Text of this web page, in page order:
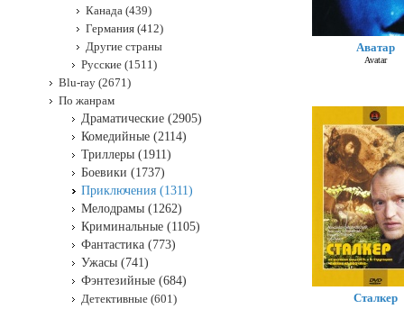
Аватар
Avatar
Сталкер
Канада (439)
Германия (412)
Другие страны
Русские (1511)
Blu-ray (2671)
По жанрам
Драматические (2905)
Комедийные (2114)
Триллеры (1911)
Боевики (1737)
Приключения (1311)
Мелодрамы (1262)
Криминальные (1105)
Фантастика (773)
Ужасы (741)
Фэнтезийные (684)
Детективные (601)